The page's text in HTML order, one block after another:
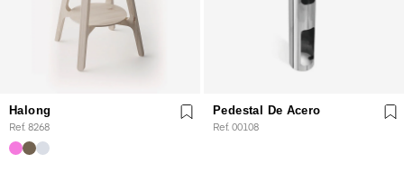
Halong
Ref. 8268
Pedestal De Acero
Ref. 00108